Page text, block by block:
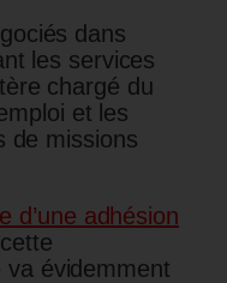
dans
les services
chargé du
et les
de missions
d’une adhésion
va évidemment